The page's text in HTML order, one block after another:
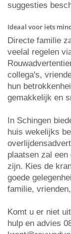
suggesties
Ideaal voor iets
Directe familie
veelal regelen
collega's,
hun
gemakkelijk en
In Schingen
huis wekelijks
plaatsen zal een
zijn. Kies de
goede
familie,
Komt u er niet
hulp en advies